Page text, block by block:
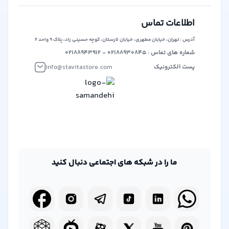
حوزه فروش دیجیتال و فیزیکی، تلاش می‌کند تا بستری برابر و
آزاد برای همه فروشندگان و خریداران ایجاد کند. این پلتفرم بر
این باور است که هر کس باید فرصت برابر برای ارائه محصولات
خود داشته باشد، بدون محدودیت‌های انحصاری.
اطلاعات تماس
آدرس : تهران، خیابان مطهری، خیابان لارستان، کوچه حسینی راد، پلاک ۹ واحد ۲
شماره های تماس : ۰۲۱۸۸۹۳۰۸۴۵ - ۰۲۱۸۸۹۴۳۹۱۲
پست الکترونیک
info@stavitastore.com
ما را در شبکه های اجتماعی دنبال کنید